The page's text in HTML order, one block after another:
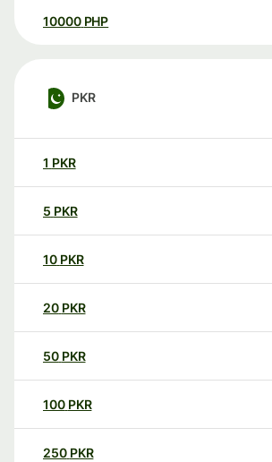
10000 PHP
PKR
1 PKR
5 PKR
10 PKR
20 PKR
50 PKR
100 PKR
250 PKR